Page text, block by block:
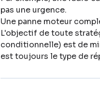
pas une urgence.
Une panne moteur
L'objectif de toute
conditionnelle) est de
est toujours le type de